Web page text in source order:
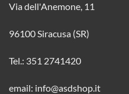
Via dell'Anemone, 11
96100 Siracusa (SR)
Tel.: 351 2741420
email: info@asdshop.it